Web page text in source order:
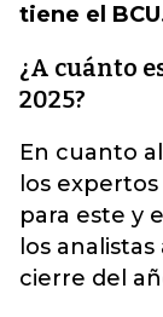
tiene el
¿A cuánto
2025?
En cuanto
los
para este y
los
cierre del